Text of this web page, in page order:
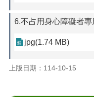
6.不占用身心障礙者
jpg(1.74 MB)
上版日期：114-10-15